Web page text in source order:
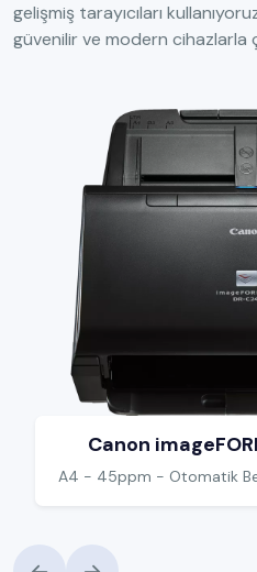
gelişmiş tarayıcıları
güvenilir ve modern cihazlarla
Canon
A4 - 45ppm - Otomatik